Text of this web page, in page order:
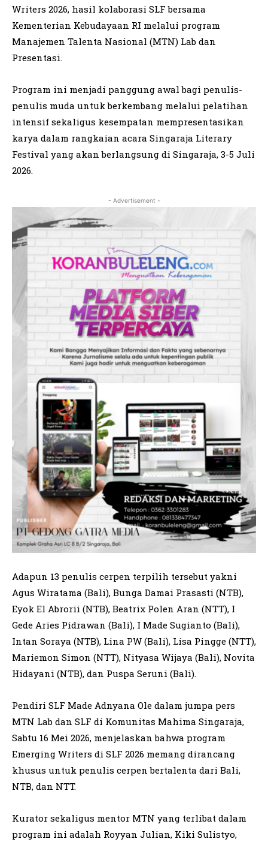
Writers 2026, hasil kolaborasi SLF bersama
Kementerian Kebudayaan RI melalui program
Manajemen Talenta Nasional (MTN) Lab dan
Presentasi.
Program ini menjadi panggung awal bagi penulis-
penulis muda untuk berkembang melalui pelatihan
intensif sekaligus kesempatan mempresentasikan
karya dalam rangkaian acara Singaraja Literary
Festival yang akan berlangsung di Singaraja, 3-5 Juli
2026.
- Advertisement -
Adapun 13 penulis cerpen terpilih tersebut yakni
Agus Wiratama (Bali), Bunga Damai Prasasti (NTB),
Eyok El Abrorii (NTB), Beatrix Polen Aran (NTT), I
Gede Aries Pidrawan (Bali), I Made Sugianto (Bali),
Intan Soraya (NTB), Lina PW (Bali), Lisa Pingge (NTT),
Mariemon Simon (NTT), Nityasa Wijaya (Bali), Novita
Hidayani (NTB), dan Puspa Seruni (Bali).
Pendiri SLF Made Adnyana Ole dalam jumpa pers
MTN Lab dan SLF di Komunitas Mahima Singaraja,
Sabtu 16 Mei 2026, menjelaskan bahwa program
Emerging Writers di SLF 2026 memang dirancang
khusus untuk penulis cerpen bertalenta dari Bali,
NTB, dan NTT.
Kurator sekaligus mentor MTN yang terlibat dalam
program ini adalah Royyan Julian, Kiki Sulistyo,